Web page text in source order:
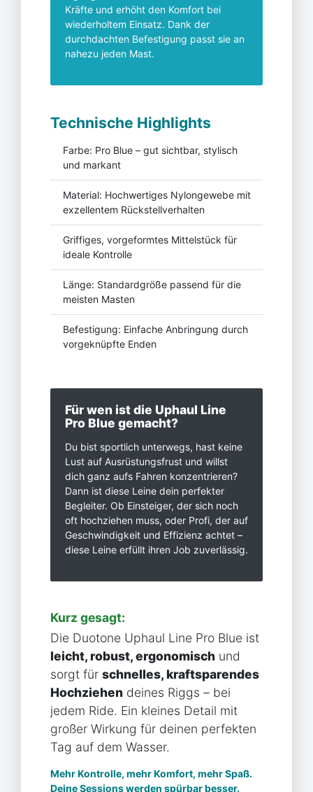
Kräfte und erhöht den Komfort bei
wiederholtem Einsatz. Dank der
durchdachten Befestigung passt sie an
nahezu jeden Mast.
Technische Highlights
Farbe: Pro Blue – gut sichtbar, stylisch
und markant
Material: Hochwertiges Nylongewebe mit
exzellentem Rückstellverhalten
Griffiges, vorgeformtes Mittelstück für
ideale Kontrolle
Länge: Standardgröße passend für die
meisten Masten
Befestigung: Einfache Anbringung durch
vorgeknüpfte Enden
Für wen ist die Uphaul Line
Pro Blue gemacht?
Du bist sportlich unterwegs, hast keine
Lust auf Ausrüstungsfrust und willst
dich ganz aufs Fahren konzentrieren?
Dann ist diese Leine dein perfekter
Begleiter. Ob Einsteiger, der sich noch
oft hochziehen muss, oder Profi, der auf
Geschwindigkeit und Effizienz achtet –
diese Leine erfüllt ihren Job zuverlässig.
Kurz gesagt:
Die Duotone Uphaul Line Pro Blue ist
leicht, robust, ergonomisch und
sorgt für schnelles, kraftsparendes
Hochziehen deines Riggs – bei
jedem Ride. Ein kleines Detail mit
großer Wirkung für deinen perfekten
Tag auf dem Wasser.
Mehr Kontrolle, mehr Komfort, mehr Spaß.
Deine Sessions werden spürbar besser.